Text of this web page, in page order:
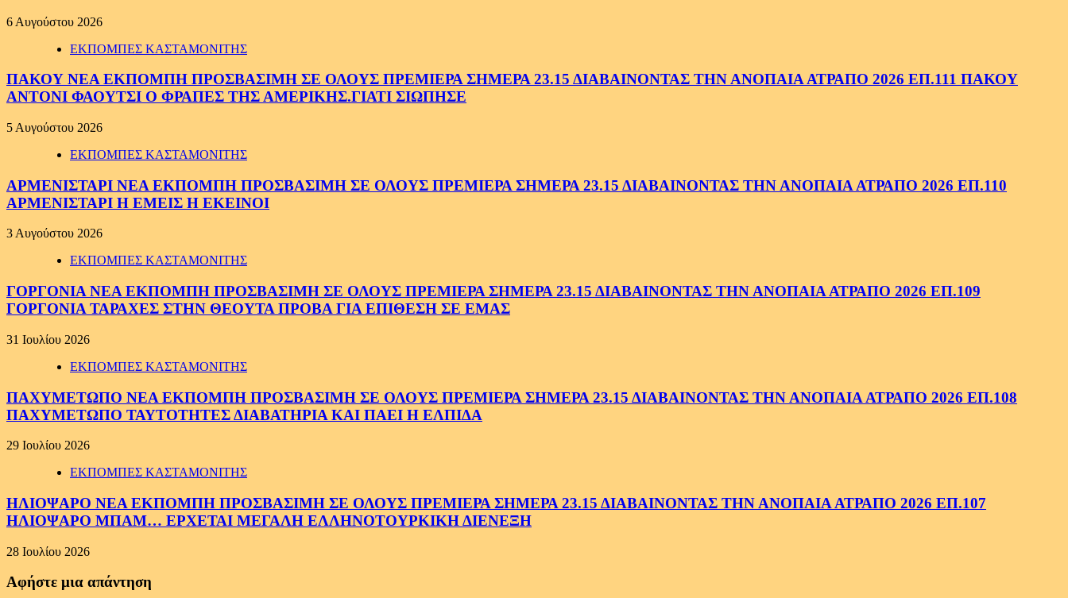
6 Αυγούστου 2026
ΕΚΠΟΜΠΕΣ ΚΑΣΤΑΜΟΝΙΤΗΣ
ΠΑΚΟΥ ΝΕΑ ΕΚΠΟΜΠΗ ΠΡΟΣΒΑΣΙΜΗ ΣΕ ΟΛΟΥΣ ΠΡΕΜΙΕΡΑ ΣΗΜΕΡΑ 23.15 ΔΙΑΒΑΙΝΟΝΤΑΣ ΤΗΝ ΑΝΟΠΑΙΑ ΑΤΡΑΠΟ 2026 ΕΠ.111 ΠΑΚΟΥ
ΑΝΤΟΝΙ ΦΑΟΥΤΣΙ Ο ΦΡΑΠΕΣ ΤΗΣ ΑΜΕΡΙΚΗΣ.ΓΙΑΤΙ ΣΙΩΠΗΣΕ
5 Αυγούστου 2026
ΕΚΠΟΜΠΕΣ ΚΑΣΤΑΜΟΝΙΤΗΣ
ΑΡΜΕΝΙΣΤΑΡΙ ΝΕΑ ΕΚΠΟΜΠΗ ΠΡΟΣΒΑΣΙΜΗ ΣΕ ΟΛΟΥΣ ΠΡΕΜΙΕΡΑ ΣΗΜΕΡΑ 23.15 ΔΙΑΒΑΙΝΟΝΤΑΣ ΤΗΝ ΑΝΟΠΑΙΑ ΑΤΡΑΠΟ 2026 ΕΠ.110
ΑΡΜΕΝΙΣΤΑΡΙ Η ΕΜΕΙΣ Η ΕΚΕΙΝΟΙ
3 Αυγούστου 2026
ΕΚΠΟΜΠΕΣ ΚΑΣΤΑΜΟΝΙΤΗΣ
ΓΟΡΓΟΝΙΑ ΝΕΑ ΕΚΠΟΜΠΗ ΠΡΟΣΒΑΣΙΜΗ ΣΕ ΟΛΟΥΣ ΠΡΕΜΙΕΡΑ ΣΗΜΕΡΑ 23.15 ΔΙΑΒΑΙΝΟΝΤΑΣ ΤΗΝ ΑΝΟΠΑΙΑ ΑΤΡΑΠΟ 2026 ΕΠ.109
ΓΟΡΓΟΝΙΑ ΤΑΡΑΧΕΣ ΣΤΗΝ ΘΕΟΥΤΑ ΠΡΟΒΑ ΓΙΑ ΕΠΙΘΕΣΗ ΣΕ ΕΜΑΣ
31 Ιουλίου 2026
ΕΚΠΟΜΠΕΣ ΚΑΣΤΑΜΟΝΙΤΗΣ
ΠΑΧΥΜΕΤΩΠΟ ΝΕΑ ΕΚΠΟΜΠΗ ΠΡΟΣΒΑΣΙΜΗ ΣΕ ΟΛΟΥΣ ΠΡΕΜΙΕΡΑ ΣΗΜΕΡΑ 23.15 ΔΙΑΒΑΙΝΟΝΤΑΣ ΤΗΝ ΑΝΟΠΑΙΑ ΑΤΡΑΠΟ 2026 ΕΠ.108
ΠΑΧΥΜΕΤΩΠΟ ΤΑΥΤΟΤΗΤΕΣ ΔΙΑΒΑΤΗΡΙΑ ΚΑΙ ΠΑΕΙ Η ΕΛΠΙΔΑ
29 Ιουλίου 2026
ΕΚΠΟΜΠΕΣ ΚΑΣΤΑΜΟΝΙΤΗΣ
ΗΛΙΟΨΑΡΟ ΝΕΑ ΕΚΠΟΜΠΗ ΠΡΟΣΒΑΣΙΜΗ ΣΕ ΟΛΟΥΣ ΠΡΕΜΙΕΡΑ ΣΗΜΕΡΑ 23.15 ΔΙΑΒΑΙΝΟΝΤΑΣ ΤΗΝ ΑΝΟΠΑΙΑ ΑΤΡΑΠΟ 2026 ΕΠ.107
ΗΛΙΟΨΑΡΟ ΜΠΑΜ… ΕΡΧΕΤΑΙ ΜΕΓΑΛΗ ΕΛΛΗΝΟΤΟΥΡΚΙΚΗ ΔΙΕΝΕΞΗ
28 Ιουλίου 2026
Αφήστε μια απάντηση